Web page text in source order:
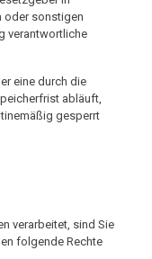
oder sonstigen
verantwortliche
eine durch die
abläuft,
gesperrt
verarbeitet, sind Sie
folgende Rechte